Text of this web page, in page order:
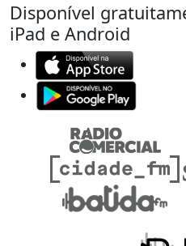
Disponível
iPad e Android